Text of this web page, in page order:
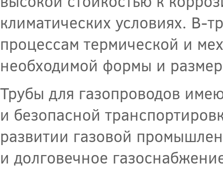
климатических условиях. В-
процессам термической и
необходимой формы и
Трубы для газопроводов
и безопасной
развитии газовой
и долговечное